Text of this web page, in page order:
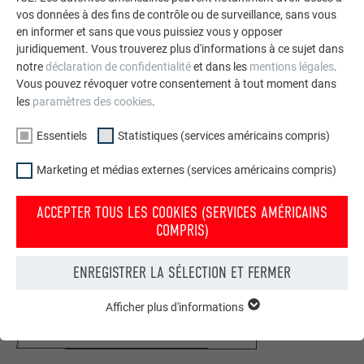
Nous vous présentons un montage photo de l’aspect
qu’aurait votre maison avec une toiture ou une façade
vos données à des fins de contrôle ou de surveillance, sans vous
en informer et sans que vous puissiez vous y opposer
juridiquement. Vous trouverez plus d'informations à ce sujet dans
notredéclaration de confidentialitéet dans les mentions légales.
Vous pouvez révoquer votre consentement à tout moment dans
les paramètres des cookies.
Essentiels Statistiques (services américains compris)
Marketing et médias externes (services américains compris)
ACCEPTER TOUS LES COOKIES (SERVICES AMÉRICAINS
COMPRIS)
ENREGISTRER LA SÉLECTION ET FERMER
fonctions de base du site Internet. Ils garantissent que le site
Afficher plus d'informations